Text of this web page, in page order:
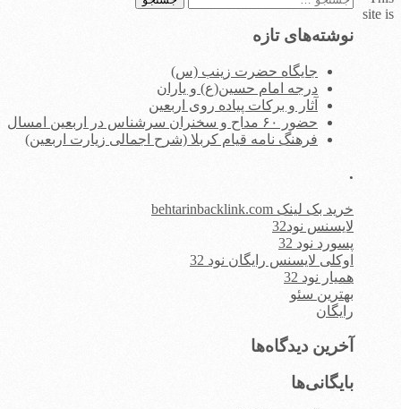
نوشته‌های تازه
جایگاه حضرت زینب (س)
درجه امام حسین(ع) و یاران
آثار و برکات پیاده روی اربعین
حضور ۶۰ مداح و سخنران سرشناس در اربعین امسال
فرهنگ نامه قیام کربلا (شرح اجمالی زیارت اربعین)
.
خرید بک لینک behtarinbacklink.com
لایسنس نود32
پسورد نود 32
اوکلی لایسنس رایگان نود 32
همیار نود 32
بهترین سئو
رایگان
آخرین دیدگاه‌ها
بایگانی‌ها
site is